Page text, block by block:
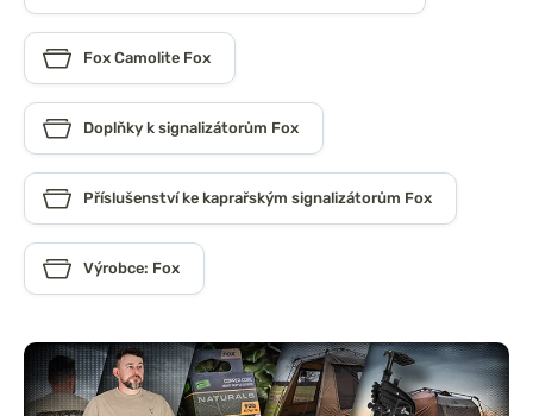
Fox Camolite Fox
Doplňky k signalizátorům Fox
Příslušenství ke kaprařským signalizátorům Fox
Výrobce: Fox